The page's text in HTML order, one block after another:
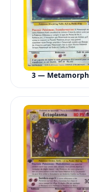
3 — Metamorph